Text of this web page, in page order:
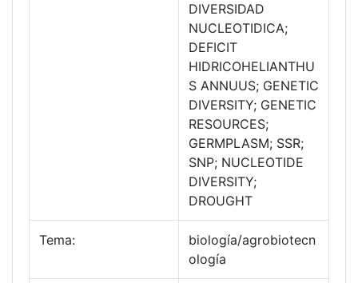
DIVERSIDAD
NUCLEOTIDICA;
DEFICIT
HIDRICOHELIANTHU
S ANNUUS; GENETIC
DIVERSITY; GENETIC
RESOURCES;
GERMPLASM; SSR;
SNP; NUCLEOTIDE
DIVERSITY;
DROUGHT
Tema:
biología/agrobiotecn
ología